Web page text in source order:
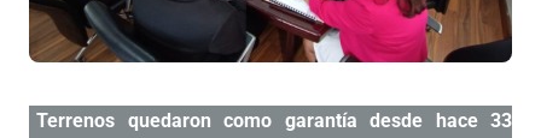
Terrenos quedaron como garantía desde hace 33